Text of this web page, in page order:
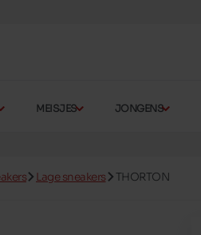
MEISJES JONGENS
Lage sneakers THORTON